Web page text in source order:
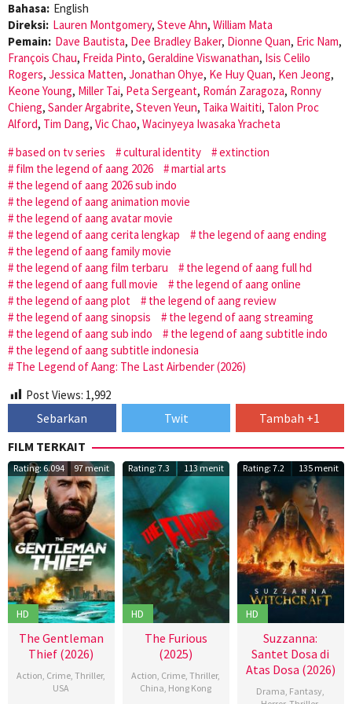
Bahasa: English
Direksi: Lauren Montgomery, Steve Ahn, William Mata
Pemain: Dave Bautista, Dee Bradley Baker, Dionne Quan, Eric Nam,
François Chau, Freida Pinto, Geraldine Viswanathan, Isis Celilo
Rogers, Jessica Matten, Jonathan Ohye, Ke Huy Quan, Ken Jeong,
Keone Young, Miller Tai, Peta Sergeant, Román Zaragoza, Ronny
Chieng, Sander Argabrite, Steven Yeun, Taika Waititi, Talon Proc
Alford, Tim Dang, Vic Chao, Wacinyeya Iwasaka Yracheta
based on tv series
cultural identity
extinction
film the legend of aang 2026
martial arts
the legend of aang 2026 sub indo
the legend of aang animation movie
the legend of aang avatar movie
the legend of aang cerita lengkap
the legend of aang ending
the legend of aang family movie
the legend of aang film terbaru
the legend of aang full hd
the legend of aang full movie
the legend of aang online
the legend of aang plot
the legend of aang review
the legend of aang sinopsis
the legend of aang streaming
the legend of aang sub indo
the legend of aang subtitle indo
the legend of aang subtitle indonesia
The Legend of Aang: The Last Airbender (2026)
Post Views: 1,992
Sebarkan Twit
Tambah +1
FILM TERKAIT
Rating: 6.094 97 menit
HD
The Gentleman
Thief (2026)
Action, Crime,Thriller,
USA
Rating: 7.3 113 menit
HD
The Furious
(2025)
Action, Crime,Thriller,
China, Hong Kong
Rating: 7.2 135 menit
HD
Suzzanna:
Santet Dosa di
Atas Dosa (2026)
Drama, Fantasy,